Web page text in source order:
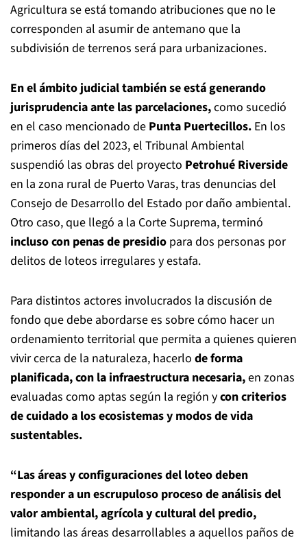
Agricultura se está tomando atribuciones que no le
corresponden al asumir de antemano que la
subdivisión de terrenos será para urbanizaciones.
En el ámbito judicial también se está generando
jurisprudencia ante las parcelaciones,como sucedió
en el caso mencionado de Punta Puertecillos. En los
primeros días del 2023, el Tribunal Ambiental
suspendió las obras del proyecto Petrohué Riverside
en la zona rural de Puerto Varas, tras denuncias del
Consejo de Desarrollo del Estado por daño ambiental.
Otro caso, que llegó a la Corte Suprema, terminó
incluso con penas de presidio para dos personas por
delitos de loteos irregulares y estafa.
Para distintos actores involucrados la discusión de
fondo que debe abordarse es sobre cómo hacer un
ordenamiento territorial que permita a quienes quieren
vivir cerca de la naturaleza, hacerlo de forma
planificada, con la infraestructura necesaria,en zonas
evaluadas como aptas según la región ycon criterios
de cuidado a los ecosistemas y modos de vida
sustentables.
“Las áreas y configuraciones del loteo deben
responder a un escrupuloso proceso de análisis del
valor ambiental, agrícola y cultural del predio,
limitando las áreas desarrollables a aquellos paños de